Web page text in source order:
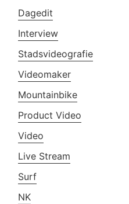
Dagedit
Interview
Stadsvideografie
Videomaker
Mountainbike
Product Video
Video
Live Stream
Surf
NK